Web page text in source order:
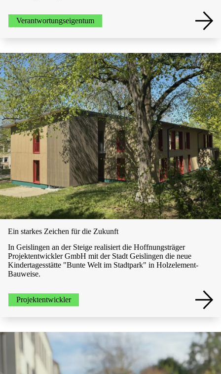
Verantwortungseigentum
Ein starkes Zeichen für die Zukunft
In Geislingen an der Steige realisiert die Hoffnungsträger
Projektentwickler GmbH mit der Stadt Geislingen die neue
Kindertagesstätte "Bunte Welt im Stadtpark" in Holzelement-
Bauweise.
Projektentwickler